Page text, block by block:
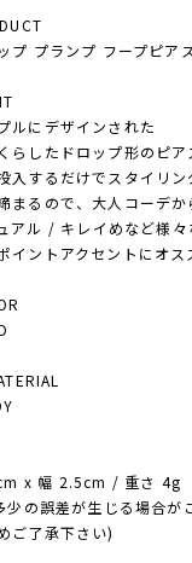
プランプ フープピア
にデザインされた
したドロップ形のピア
するだけでスタイリン
るので、大人コーデか
ル / キレイめなど様々
ントアクセントにオス
x 幅 2.5cm / 重さ 4g
誤差が生じる場合がご
了承下さい)